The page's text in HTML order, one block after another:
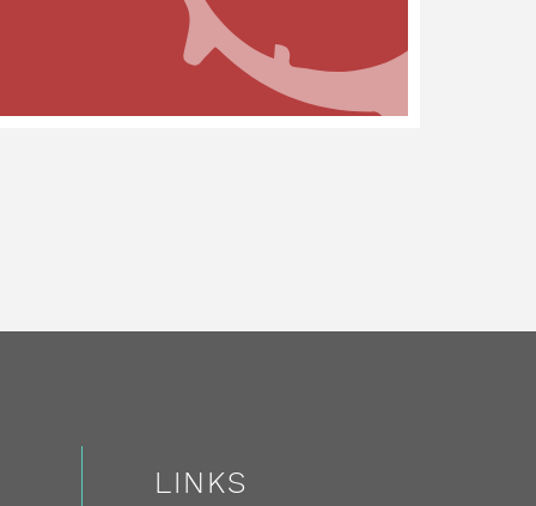
LINKS